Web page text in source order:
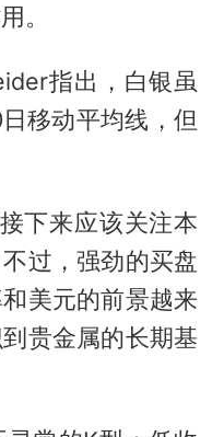
。
指出，白银虽
移动平均线，但
下来应该关注本
过，强劲的买盘
美元的前景越来
贵金属的长期基